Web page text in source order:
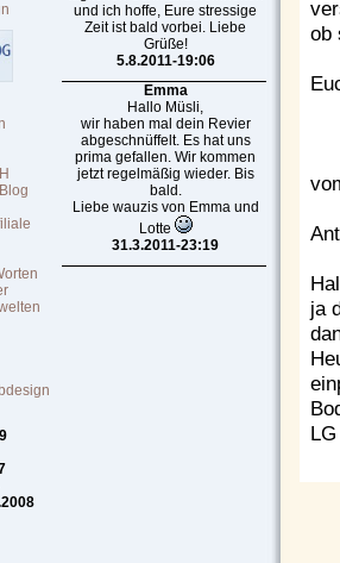
und ich hoffe, Eure stressige
Zeit ist bald vorbei. Liebe
Grüße!
5.8.2011-19:06
Emma
Hallo Müsli,
wir haben mal dein Revier
abgeschnüffelt. Es hat uns
prima gefallen. Wir kommen
jetzt regelmäßig wieder. Bis
bald.
Liebe wauzis von Emma und
Lotte
31.3.2011-23:19
ob
ja